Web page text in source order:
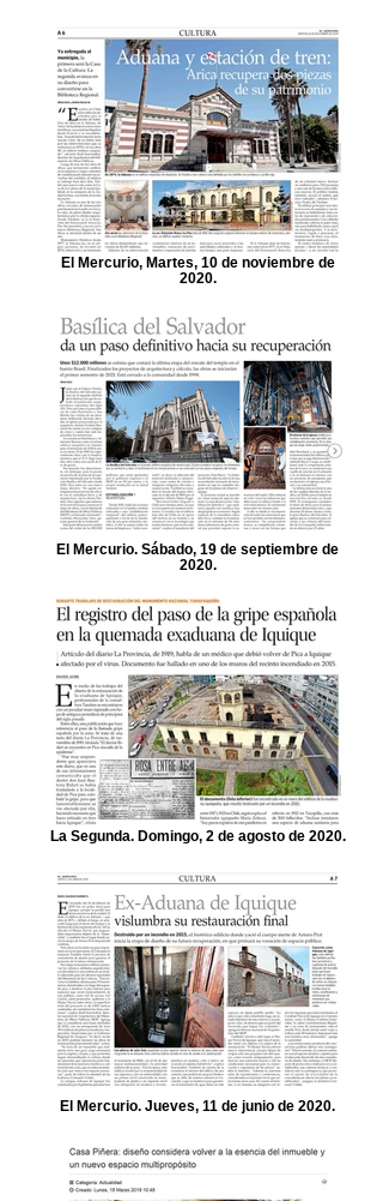
El Mercurio, Martes, 10 de noviembre de
2020.
El Mercurio. Sábado, 19 de septiembre de
2020.
La Segunda. Domingo, 2 de agosto de 2020.
El Mercurio. Jueves, 11 de junio de 2020.